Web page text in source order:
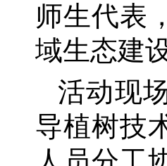
师生代表
域生态建
活动现
导植树技